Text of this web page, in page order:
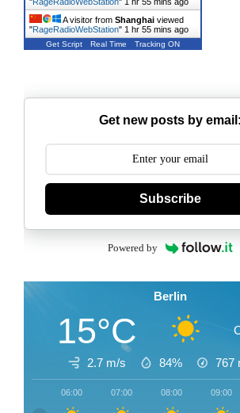
A visitor from Shanghai viewed
"RageRadioWebStation" 1 hr 55 mins ago
Get Script Real Time Tracking ON
Get new posts by email:
Subscribe
Powered by
Berlin
15°C
2.7 m/s 84% 767
06:00 07:00 08:00 09:00